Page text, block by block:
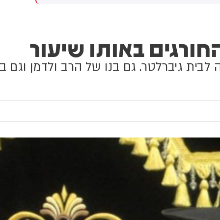
באותו שיעור
לבית גיברלטר. גם בנו של הרב ולדמן